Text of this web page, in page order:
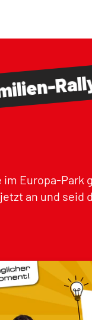
Europa-Park
an und seid